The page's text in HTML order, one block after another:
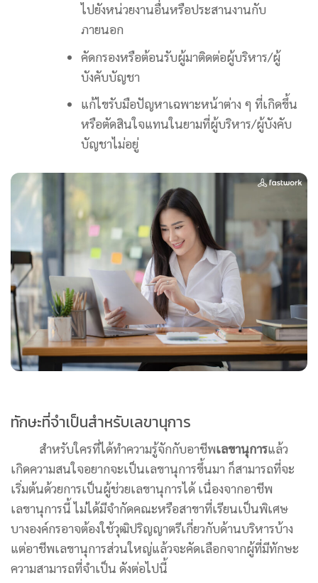
ไปยังหน่วยงานอื่นหรือประสานงานกับ
ภายนอก
คัดกรองหรือต้อนรับผู้มาติดต่อผู้บริหาร/ผู้
บังคับบัญชา
แก้ไขรับมือปัญหาเฉพาะหน้าต่าง ๆ ที่เกิดขึ้น
หรือตัดสินใจแทนในยามที่ผู้บริหาร/ผู้บังคับ
บัญชาไม่อยู่
ทักษะที่จำเป็นสำหรับเลขานุการ
สำหรับใครที่ได้ทำความรู้จักกับอาชีพเลขานุการแล้ว
เกิดความสนใจอยากจะเป็นเลขานุการขึ้นมา ก็สามารถที่จะ
เริ่มต้นด้วยการเป็นผู้ช่วยเลขานุการได้ เนื่องจากอาชีพ
เลขานุการนี้ ไม่ได้มีจำกัดคณะหรือสาขาที่เรียนเป็นพิเศษ
บางองค์กรอาจต้องใช้วุฒิปริญญาตรีเกี่ยวกับด้านบริหารบ้าง
แต่อาชีพเลขานุการส่วนใหญ่แล้วจะคัดเลือกจากผู้ที่มีทักษะ
ความสามารถที่จำเป็น ดังต่อไปนี้